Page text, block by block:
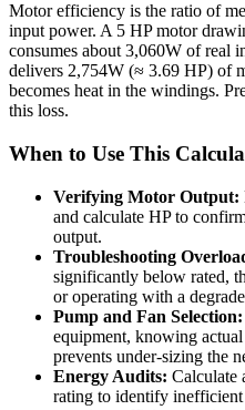
Motor efficiency is the ratio of
input power. A 5 HP motor
consumes about 3,060W of real
delivers 2,754W (≈ 3.69 HP) of
becomes heat in the windings.
this loss.
When to Use This
Verifying Motor Output:
and calculate HP to
output.
Troubleshooting
significantly below rated,
or operating with a
Pump and Fan Selection:
equipment, knowing
prevents under-sizing the
Energy Audits: Calculate
rating to identify